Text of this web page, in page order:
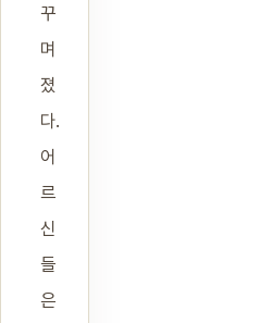
꾸
며
졌
다.
어
르
신
들
은